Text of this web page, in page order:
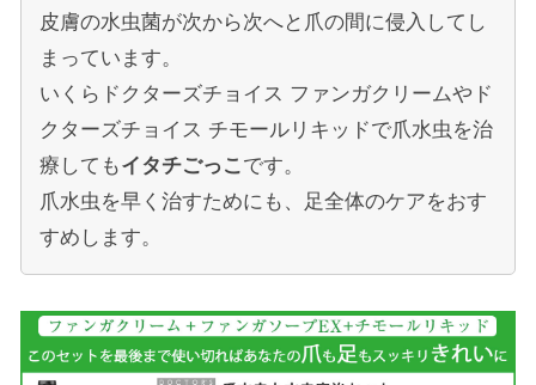
皮膚の水虫菌が次から次へと爪の間に侵入してし
まっています。
いくらドクターズチョイス ファンガクリームやド
クターズチョイス チモールリキッドで爪水虫を治
療してもイタチごっこです。
爪水虫を早く治すためにも、足全体のケアをおす
すめします。